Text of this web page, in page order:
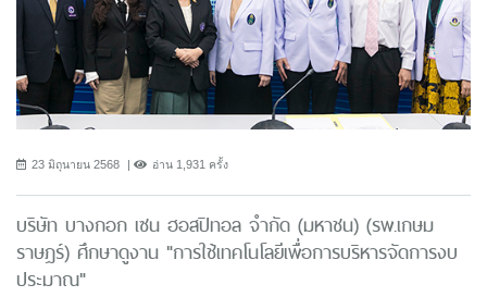
23 มิถุนายน 2568 อ่าน 1,931 ครั้ง
บริษัท บางกอก เซน ฮอสปิทอล จำกัด (มหาชน) (รพ.เกษม
ราษฎร์) ศึกษาดูงาน "การใช้เทคโนโลยีเพื่อการบริหารจัดการงบ
ประมาณ"